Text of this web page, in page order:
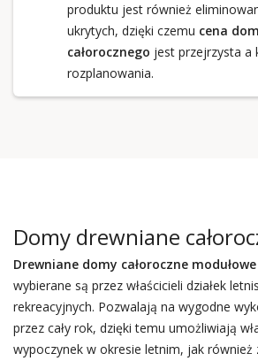
produktu jest również
ukrytych, dzięki czemu cena
całorocznego jest przejrzysta a
rozplanowania.
Domy drewniane
Drewniane domy całoroczne modułowe
wybierane są przez właścicieli działek
rekreacyjnych. Pozwalają na wygodne
przez cały rok, dzięki temu umożliwiają
wypoczynek w okresie letnim, jak również